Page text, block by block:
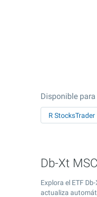
Disponible
R StocksTrader
Db-Xt
Explora el ETF
actualiza